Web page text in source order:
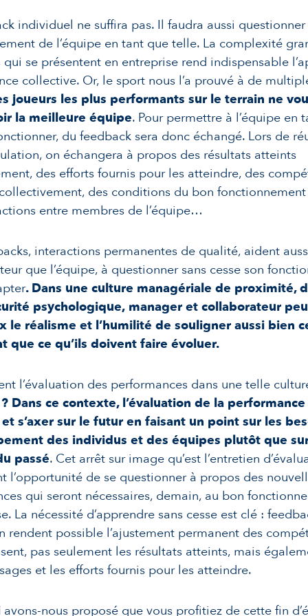
individuel ne suffira pas. Il faudra aussi
de l’équipe en tant que telle. La complexité
se présentent en entreprise rend indispensable
collective. Or, le sport nous l’a prouvé à de
joueurs les plus performants sur le terrain ne
la meilleure équipe. Pour permettre à l’équipe en
du feedback sera donc échangé. Lors de
on échangera à propos des résultats atteints
des efforts fournis pour les atteindre, des
des conditions du bon
entre membres de l’équipe…
interactions permanentes de qualité, aident
que l’équipe, à questionner sans cesse son
. Dans une culture managériale de proximité,
psychologique, manager et collaborateur
le réalisme et l’humilité de souligner aussi bien
que ce qu’ils doivent faire évoluer.
l’évaluation des performances dans une telle
? Dans ce contexte, l’évaluation de la
s’axer sur le futur en faisant un point sur les
des individus et des équipes plutôt que
passé. Cet arrêt sur image qu’est l’entretien
l’opportunité de se questionner à propos des
qui seront nécessaires, demain, au bon
La nécessité d’apprendre sans cesse est clé :
rendent possible l’ajustement permanent des
pas seulement les résultats atteints, mais
et les efforts fournis pour les atteindre.
avons-nous proposé que vous profitiez de cette fin